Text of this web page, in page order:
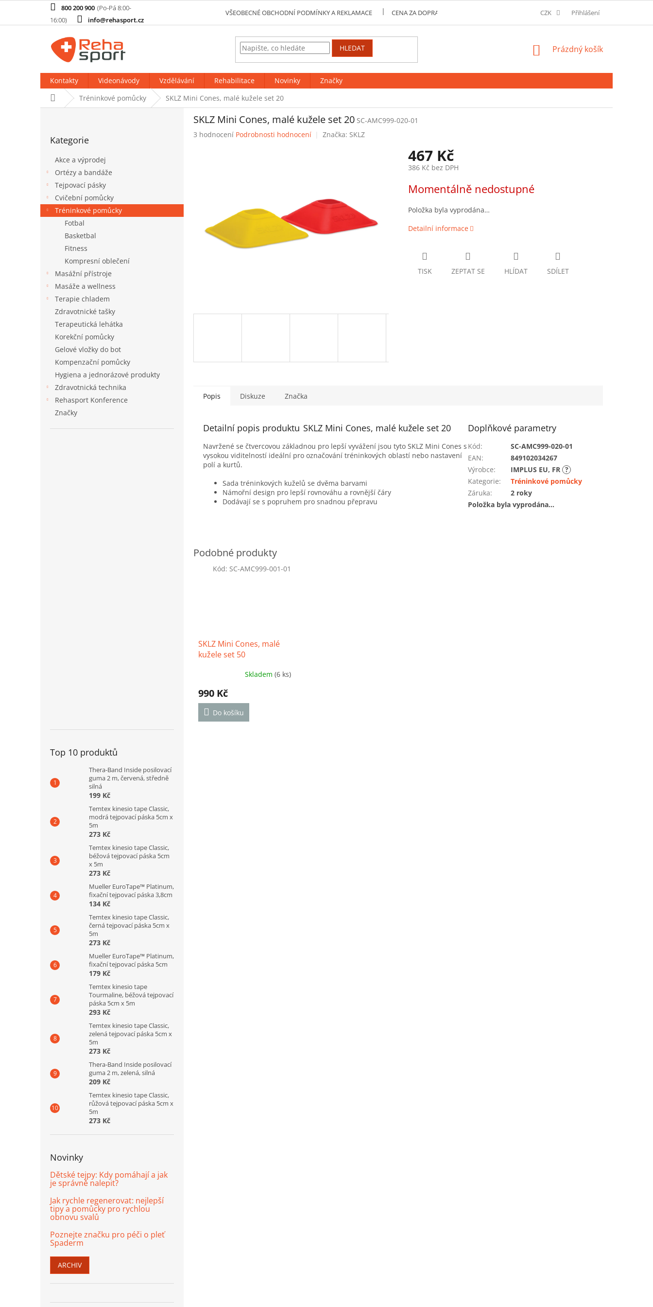
obsah
800 200 900
info@rehasport.cz
VŠEOBECNÉ OBCHODNÍ PODMÍNKY A REKLAMACE CENA ZA DOPRAVU A MOŽNOSTI PLATBY O SPOLEČNOSTI SLOVNÍK POJMŮ
CZK Přihlášení
HLEDAT
NÁKUPNÍ
Prázdný košík
Kontakty Videonávody Vzdělávání Rehabilitace Novinky
Značky
Domů Tréninkové pomůcky SKLZ Mini Cones, malé kužele set 20
a
kategorie
Kategorie
Akce a výprodej
Ortézy a bandáže
Tejpovací pásky
Cvičební pomůcky
Tréninkové pomůcky
Fotbal
Basketbal
Fitness
Kompresní oblečení
Masážní přístroje
Masáže a wellness
Terapie chladem
Zdravotnické tašky
Terapeutická lehátka
Korekční pomůcky
Gelové vložky do bot
Kompenzační pomůcky
Hygiena a jednorázové produkty
Zdravotnická technika
Rehasport Konference
Značky
Top 10 produktů
Thera-Band Inside posilovací
guma 2 m, červená, středně
silná
199 Kč
Temtex kinesio tape Classic,
modrá tejpovací páska 5cm x
5m
273 Kč
Temtex kinesio tape Classic,
béžová tejpovací páska 5cm
x 5m
273 Kč
Mueller EuroTape™ Platinum,
fixační tejpovací páska 3,8cm
134 Kč
Temtex kinesio tape Classic,
černá tejpovací páska 5cm x
5m
273 Kč
Mueller EuroTape™ Platinum,
fixační tejpovací páska 5cm
179 Kč
Temtex kinesio tape
Tourmaline, béžová tejpovací
páska 5cm x 5m
293 Kč
Temtex kinesio tape Classic,
zelená tejpovací páska 5cm x
5m
273 Kč
Thera-Band Inside posilovací
guma 2 m, zelená, silná
209 Kč
Temtex kinesio tape Classic,
růžová tejpovací páska 5cm x
5m
273 Kč
Novinky
Dětské tejpy: Kdy pomáhají a jak
je správně nalepit?
Jak rychle regenerovat: nejlepší
tipy a pomůcky pro rychlou
obnovu svalů
Poznejte značku pro péči o pleť
Spaderm
ARCHIV
SKLZ Mini Cones, malé kužele set 20 SC-AMC999-020-01
Průměrné
3 hodnocení Podrobnosti hodnocení Značka: SKLZ
467 Kč
386 Kč bez DPH
cena:
Momentálně nedostupné
Položka byla vyprodána…
Detailní informace
TISK ZEPTAT SE HLÍDAT SDÍLET
Popis Diskuze Značka
Detailní popis produktu SKLZ Mini Cones, malé kužele set 20
Navržené se čtvercovou základnou pro lepší vyvážení jsou tyto SKLZ Mini Cones s
vysokou viditelností ideální pro označování tréninkových oblastí nebo nastavení
polí a kurtů.
Sada tréninkových kuželů se dvěma barvami
Námořní design pro lepší rovnováhu a rovnější čáry
Dodávají se s popruhem pro snadnou přepravu
Doplňkové parametry
Kód:
SC-AMC999-020-01
EAN:
849102034267
Výrobce: IMPLUS EU, FR ?
Kategorie:
Tréninkové pomůcky
Záruka:
2 roky
Položka byla vyprodána…
SKLZ Mini Cones, malé
kužele set 50
produktu
je
5,0
z
Skladem (6 ks)
990 Kč
Do košíku
Kód: SC-AMC999-001-01